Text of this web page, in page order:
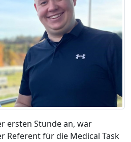
ersten Stunde an, war
Referent für die Medical Task